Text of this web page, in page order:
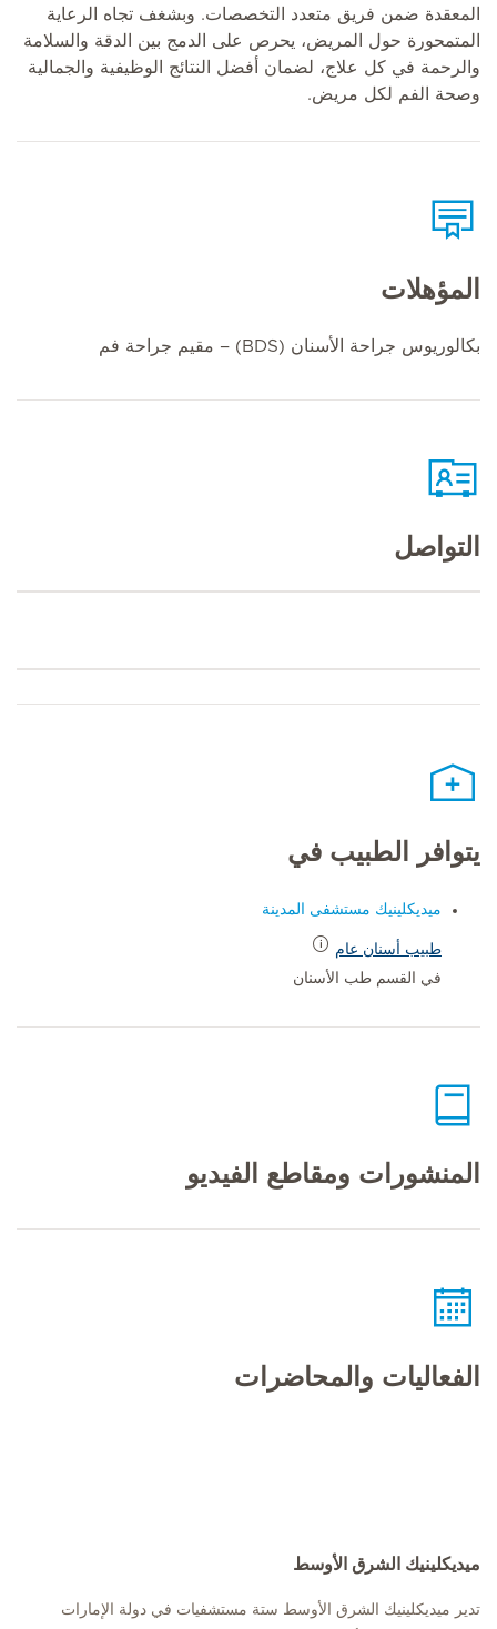
المعقدة ضمن فريق متعدد التخصصات. وبشغف تجاه الرعاية
المتمحورة حول المريض، يحرص على الدمج بين الدقة والسلامة
والرحمة في كل علاج، لضمان أفضل النتائج الوظيفية والجمالية
وصحة الفم لكل مريض.
المؤهلات
بكالوريوس جراحة الأسنان (BDS) – مقيم جراحة فم
التواصل
يتوافر الطبيب في
ميديكلينيك مستشفى المدينة
طبيب أسنان عام
في القسم طب الأسنان
المنشورات ومقاطع الفيديو
الفعاليات والمحاضرات
ميديكلينيك الشرق الأوسط
تدير ميديكلينيك الشرق الأوسط ستة مستشفيات في دولة الإمارات